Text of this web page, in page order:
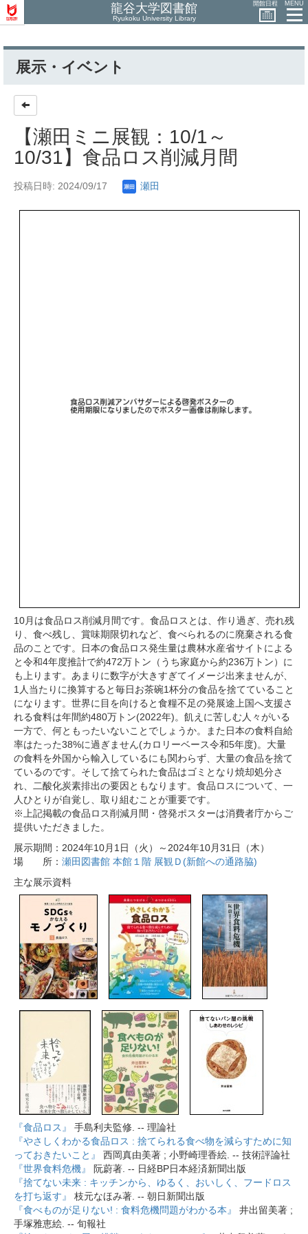
龍谷大学図書館
Ryukoku University Library
開館日程 MENU
展示・イベント
【瀬田ミニ展観：10/1～
10/31】食品ロス削減月間
投稿日時: 2024/09/17 瀬田
10月は食品ロス削減月間です。食品ロスとは、作り過ぎ、売れ残
り、食べ残し、賞味期限切れなど、食べられるのに廃棄される食
品のことです。日本の食品ロス発生量は農林水産省サイトによる
と令和4年度推計で約472万トン（うち家庭から約236万トン）に
も上ります。あまりに数字が大きすぎてイメージ出来ませんが、
1人当たりに換算すると毎日お茶碗1杯分の食品を捨てていること
になります。世界に目を向けると食糧不足の発展途上国へ支援さ
れる食料は年間約480万トン(2022年)。飢えに苦しむ人々がいる
一方で、何ともったいないことでしょうか。また日本の食料自給
率はたった38%に過ぎません(カロリーベース令和5年度)。大量
の食料を外国から輸入しているにも関わらず、大量の食品を捨て
ているのです。そして捨てられた食品はゴミとなり焼却処分さ
れ、二酸化炭素排出の要因ともなります。食品ロスについて、一
人ひとりが自覚し、取り組むことが重要です。
※上記掲載の食品ロス削減月間・啓発ポスターは消費者庁からご
提供いただきました。
展示期間：2024年10月1日（火）～2024年10月31日（木）
場 所： 瀬田図書館 本館１階 展観Ｄ(新館への通路脇)
主な展示資料
『食品ロス』
手島利夫監修. -- 理論社
『やさしくわかる食品ロス : 捨てられる食べ物を減らすために知
っておきたいこと』
西岡真由美著 ; 小野崎理香絵. -- 技術評論社
『世界食料危機』
阮蔚著. -- 日経BP日本経済新聞出版
『捨てない未来 : キッチンから、ゆるく、おいしく、フードロス
を打ち返す』
枝元なほみ著. -- 朝日新聞出版
『食べものが足りない! : 食料危機問題がわかる本』
井出留美著 ;
手塚雅恵絵. -- 旬報社